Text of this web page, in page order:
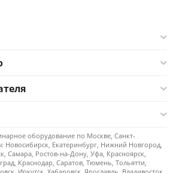
оборудование по Москве, Санкт-
Новосибирск, Екатеринбург, Нижний Новгород,
Самара, Ростов-на-Дону, Уфа, Красноярск,
Краснодар, Саратов, Тюмень, Тольятти,